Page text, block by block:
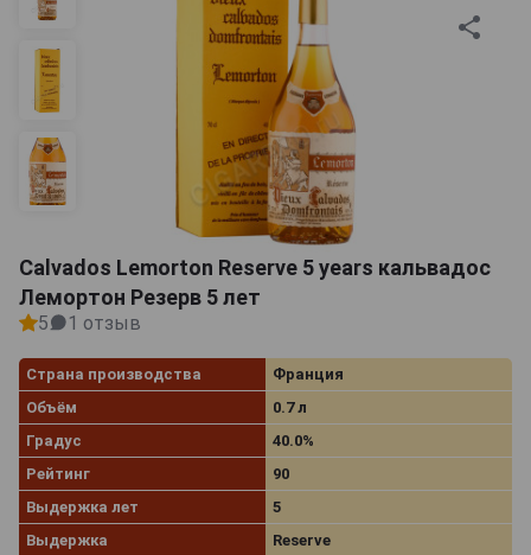
Calvados Lemorton Reserve 5 years кальвадос
Лемортон Резерв 5 лет
5 1 отзыв
Страна производства
Франция
Объём
0.7 л
Градус
40.0%
Рейтинг
90
Выдержка лет
5
Выдержка
Reserve